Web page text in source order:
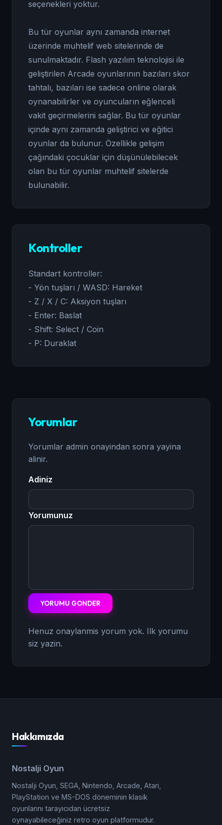
seçenekleri yoktur.
Bu tür oyunlar aynı zamanda internet
üzerinde muhtelif web sitelerinde de
sunulmaktadır. Flash yazılım teknolojisi ile
geliştirilen Arcade oyunlarının bazıları skor
tahtalı, bazıları ise sadece online olarak
oynanabilirler ve oyuncuların eğlenceli
vakit geçirmelerini sağlar. Bu tür oyunlar
içinde aynı zamanda geliştirici ve eğitici
oyunlar da bulunur. Özellikle gelişim
çağındaki çocuklar için düşünülebilecek
olan bu tür oyunlar muhtelif sitelerde
bulunabilir.
Kontroller
Standart kontroller:
- Yön tuşları / WASD: Hareket
- Z / X / C: Aksiyon tuşları
- Enter: Baslat
- Shift: Select / Coin
- P: Duraklat
Yorumlar
Yorumlar admin onayindan sonra yayina
alinir.
Adiniz
Yorumunuz
YORUMU GONDER
Henuz onaylanmis yorum yok. Ilk yorumu
siz yazin.
Hakkımızda
Nostalji Oyun
Nostalji Oyun, SEGA, Nintendo, Arcade, Atari,
PlayStation ve MS-DOS döneminin klasik
oyunlarını tarayıcıdan ücretsiz
oynayabileceğiniz retro oyun platformudur.